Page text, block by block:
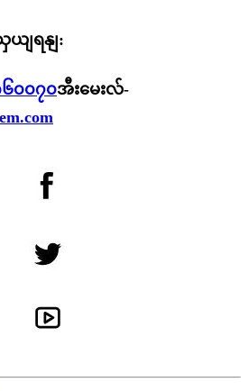
ျရနျ:
၀၀၇၀အီးမေးလ်-